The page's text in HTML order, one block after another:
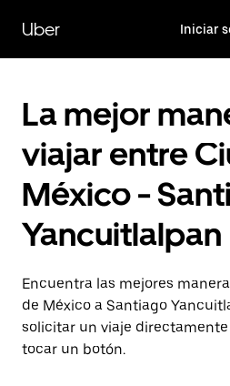
contenido
principal
Uber Iniciar
La mejor
viajar entre
México -
Yancuitlalpan
Encuentra las mejores
de México a Santiago
solicitar un viaje
tocar un botón.